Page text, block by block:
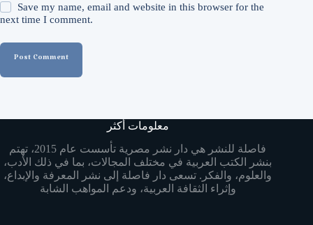
Save my name, email and website in this browser for the
next time I comment.
Post Comment
معلومات أكثر
فاصلة للنشر هي دار نشر مصرية تأسست عام 2015، تهتم
بنشر الكتب العربية في مختلف المجالات، بما في ذلك الأدب،
والعلوم، والفكر. تسعى دار فاصلة إلى نشر المعرفة والإبداع،
وإثراء الثقافة العربية، ودعم المواهب الشابة